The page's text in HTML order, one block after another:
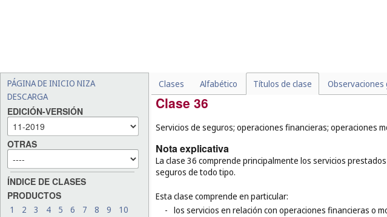
PÁGINA DE INICIO NIZA
DESCARGA
EDICIÓN-VERSIÓN
OTRAS
ÍNDICE DE CLASES
PRODUCTOS
1 2 3 4 5 6 7 8 9
10
Clases Alfabético Títulos de clase Observaciones
empresas comerciales o industriales (consúltese la lista
Clase 36
Servicios de seguros; operaciones financieras; operaciones
Nota explicativa
La clase 36 comprende principalmente los servicios
seguros de todo tipo.
Esta clase comprende en particular:
- los servicios en relación con operaciones financieras o